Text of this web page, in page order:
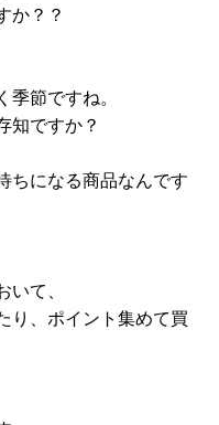
か？？
節ですね。
知ですか？
ちになる商品なんです
て、
り、ポイント集めて買